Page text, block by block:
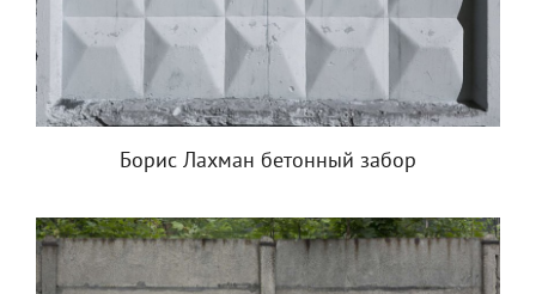
Борис Лахман бетонный забор